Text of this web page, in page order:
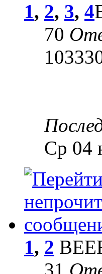
1, 2, 3, 4
70
Ср 04
1, 2